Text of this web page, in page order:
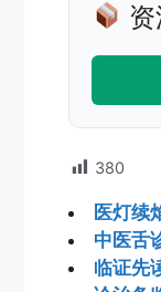
380
医灯续
中医舌
临证先